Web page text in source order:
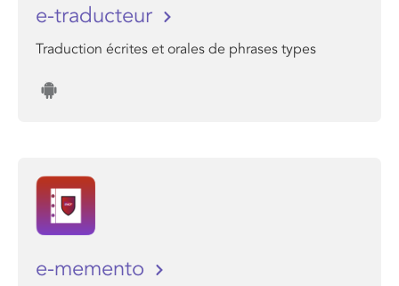
e-traducteur
Traduction écrites et orales de phrases types
e-memento